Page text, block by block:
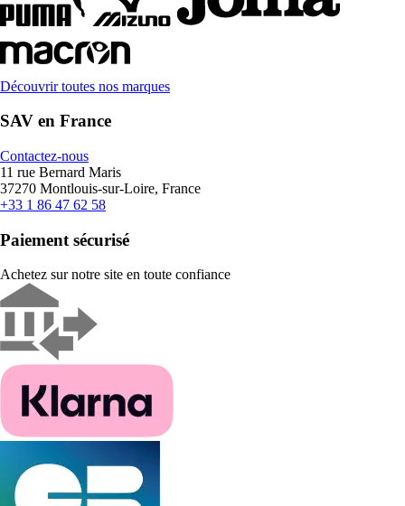
Découvrir toutes nos marques
SAV en France
Contactez-nous
11 rue Bernard Maris
37270 Montlouis-sur-Loire, France
+33 1 86 47 62 58
Paiement sécurisé
Achetez sur notre site en toute confiance